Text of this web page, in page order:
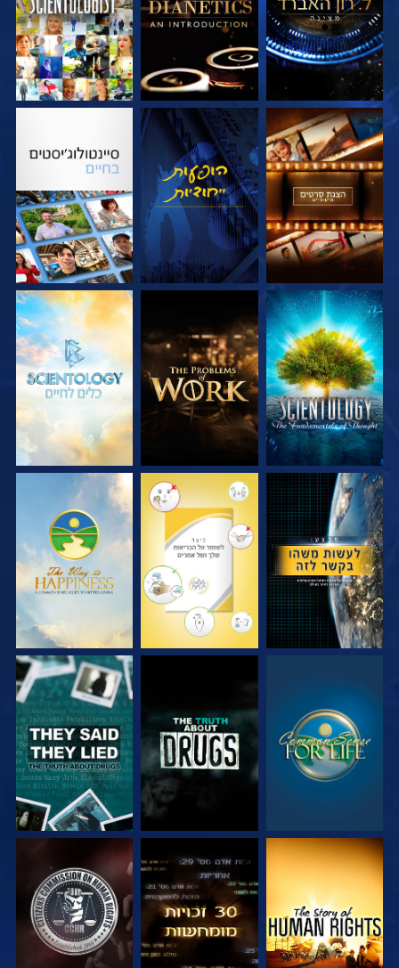
בדוק את הסדרה צפה בדוק את הסדרה
בדוק את הסדרה בדוק את הסדרה בדוק את הסדרה
צפה צפה
צפה צפה צפה
צפה צפה צפה